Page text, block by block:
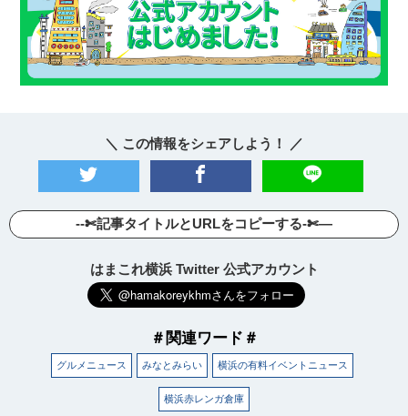
＼ この情報をシェアしよう！ ／
--✄記事タイトルとURLをコピーする-✄—
はまこれ横浜 Twitter 公式アカウント
＃関連ワード＃
グルメニュース みなとみらい 横浜の有料イベントニュース
横浜赤レンガ倉庫